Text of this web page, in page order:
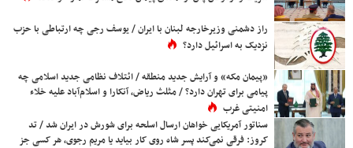
راز دشمنی وزیرخارجه لبنان با ایران / یوسف رجی چه ارتباطی با حزب
نزدیک به اسرائیل دارد؟
«پیمان مکه» و آرایش جدید منطقه / ائتلاف نظامی جدید اسلامی چه
پیامی برای تهران دارد؟ / مثلث ریاض، آنکارا و اسلام‌آباد علیه خلاء
امنیتی غرب
سناتور آمریکایی خواهان ارسال اسلحه برای شورش در ایران شد / تد
کروز: فرقی نمی‌کند پسر شاه روی کار بیاید یا مریم رجوی، هر کسی جز